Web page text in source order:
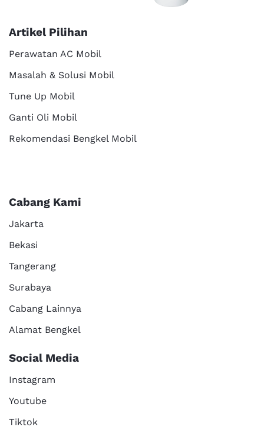
Artikel Pilihan
Perawatan AC Mobil
Masalah & Solusi Mobil
Tune Up Mobil
Ganti Oli Mobil
Rekomendasi Bengkel Mobil
Cabang Kami
Jakarta
Bekasi
Tangerang
Surabaya
Cabang Lainnya
Alamat Bengkel
Social Media
Instagram
Youtube
Tiktok